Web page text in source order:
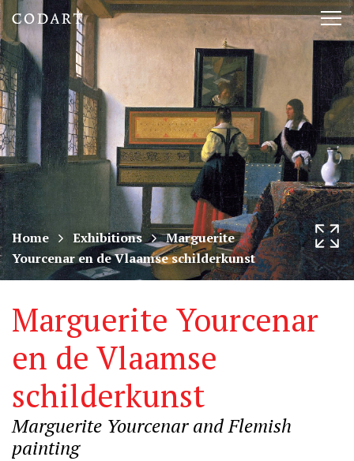
CODART,
Dutch
and
Flemish
art
in
museums
worldwide
Home Exhibitions
Marguerite
Yourcenar en de Vlaamse schilderkunst
Marguerite Yourcenar
en de Vlaamse
schilderkunst
Marguerite Yourcenar and Flemish
painting